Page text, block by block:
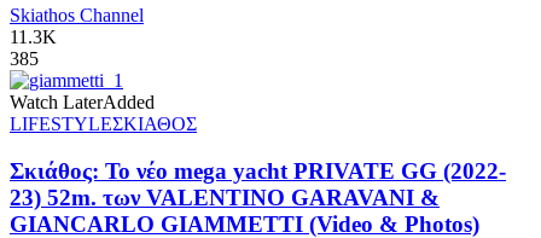
Skiathos Channel
11.3K
385
Watch LaterAdded
LIFESTYLEΣΚΙΑΘΟΣ
Σκιάθος: Το νέο mega yacht PRIVATE GG (2022-
23) 52m. των VALENTINO GARAVANI &
GIANCARLO GIAMMETTI (Video & Photos)